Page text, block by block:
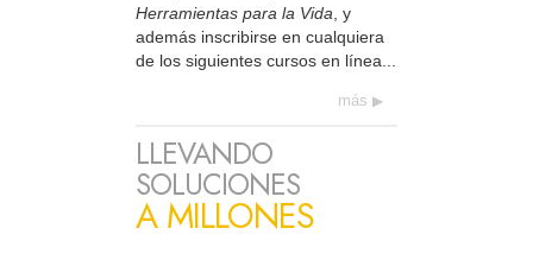
Herramientas para la Vida , y
además inscribirse en cualquiera
de los siguientes cursos en línea...
más
LLEVANDO
SOLUCIONES
A MILLONES